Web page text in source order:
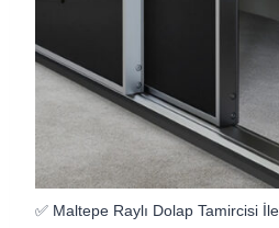
✅ Maltepe Raylı Dolap Tamircisi